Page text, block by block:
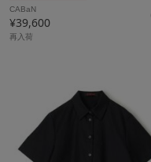
CABaN
¥39,600
再入荷